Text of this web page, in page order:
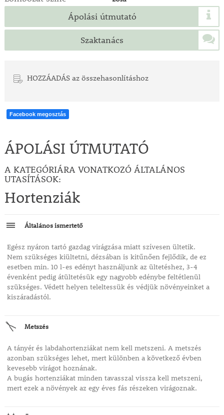
Ápolási útmutató
Szaktanács
HOZZÁADÁS az összehasonlításhoz
Facebook megosztás
ÁPOLÁSI ÚTMUTATÓ
A KATEGÓRIÁRA VONATKOZÓ ÁLTALÁNOS
UTASÍTÁSOK:
Hortenziák
Általános ismertető
Egész nyáron tartó gazdag virágzása miatt szívesen ültetik.
Nem szükséges kiültetni, dézsában is kitűnően fejlődik, de ez
esetben min. 10 l-es edényt használjunk az ültetéshez, 3-4
évenként pedig átültetésük egy nagyobb edénybe feltétlenül
szükséges. Védett helyen teleltessük és védjük növényeinket a
kiszáradástól.
Metszés
A tányér és labdahortenziákat nem kell metszeni. A metszés
azonban szükséges lehet, mert különben a következő évben
kevesebb virágot hoznának.
A bugás hortenziákat minden tavasszal vissza kell metszeni,
mert ezek a növények az egy éves fás részeken virágoznak.